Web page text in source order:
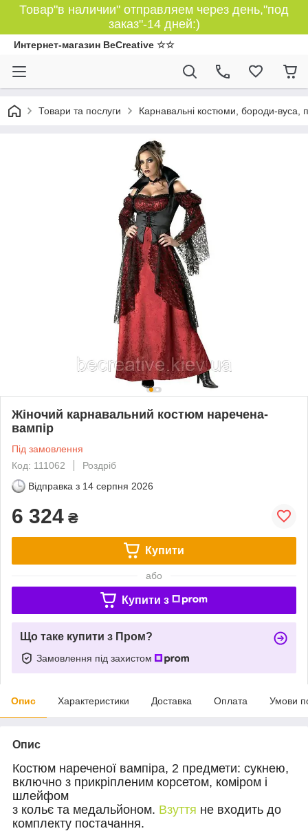
Товар"в наличии" отправляем через день,"под
заказ"-14 дней:)
Интернет-магазин BeCreative ☆☆
Товари та послуги Карнавальні костюми, бороди-вуса,
Жіночий карнавальний костюм наречена-
вампір
Під замовлення
Код: 111062
Роздріб
Відправка з 14 серпня 2026
6 324 ₴
Купити
або
Купити з
Що таке купити з Пром?
Замовлення під захистом
Опис Характеристики Доставка Оплата Умови
Опис
Костюм нареченої вампіра, 2 предмети: сукнею,
включно з прикріпленим корсетом, коміром і
шлейфом
з кольє та медальйоном. Взуття не входить до
комплекту постачання.